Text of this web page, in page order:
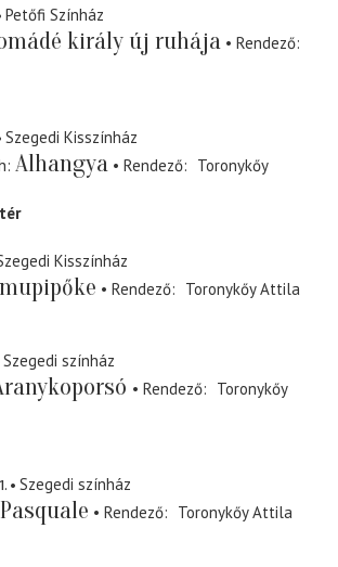
Petőfi Színház
király új ruhája
Rendező
Szegedi Kisszínház
Alhangya Rendező
Toronykőy
Kisszínház
Rendező
Toronykőy Attila
Szegedi színház
Rendező
Toronykőy
Szegedi színház
Rendező
Toronykőy Attila